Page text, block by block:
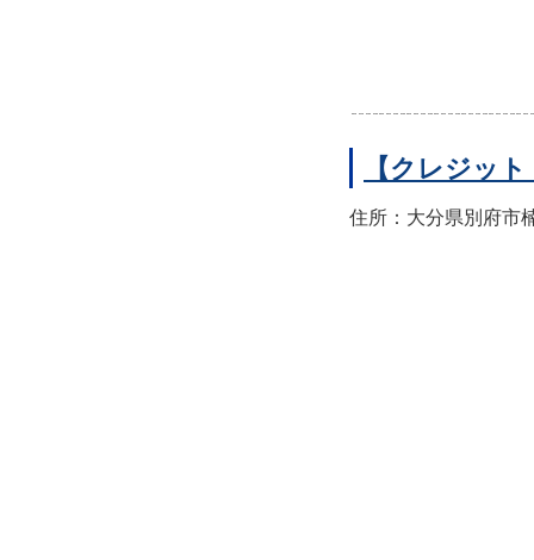
【クレジッ
住所：大分県別府市